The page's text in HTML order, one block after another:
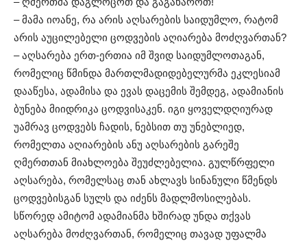
– მამა იოანე, რა არის აღსარების საიდუმლო, რატომ
არის აუცილებელი ცოდვების აღიარება მოძღვართან?
– აღსარება ერთ-ერთია იმ შვიდ საიდუმლოთაგან,
რომელიც წმინდა მართლმადიდებელურმა ეკლესიამ
დააწესა, ადამისა და ევას დაცემის შემდეგ, ადამიანის
ბუნება მიიდრიკა ცოდვისაკენ. იგი ყოველდღიურად
უამრავ ცოდვებს ჩადის, ნებსით თუ უნებლიედ,
რომელთა აღიარების ანუ აღსარების გარეშე
ღმერთთან მიახლოება შეუძლებელია. გულწრფელი
აღსარება, რომელსაც თან ახლავს სინანული წმენდს
ცოდვებისგან სულს და იძენს მადლმოსილებას.
სწორედ ამიტომ ადამიანმა ხშირად უნდა თქვას
აღსარება მოძღვართან, რომელიც თავად უფალმა